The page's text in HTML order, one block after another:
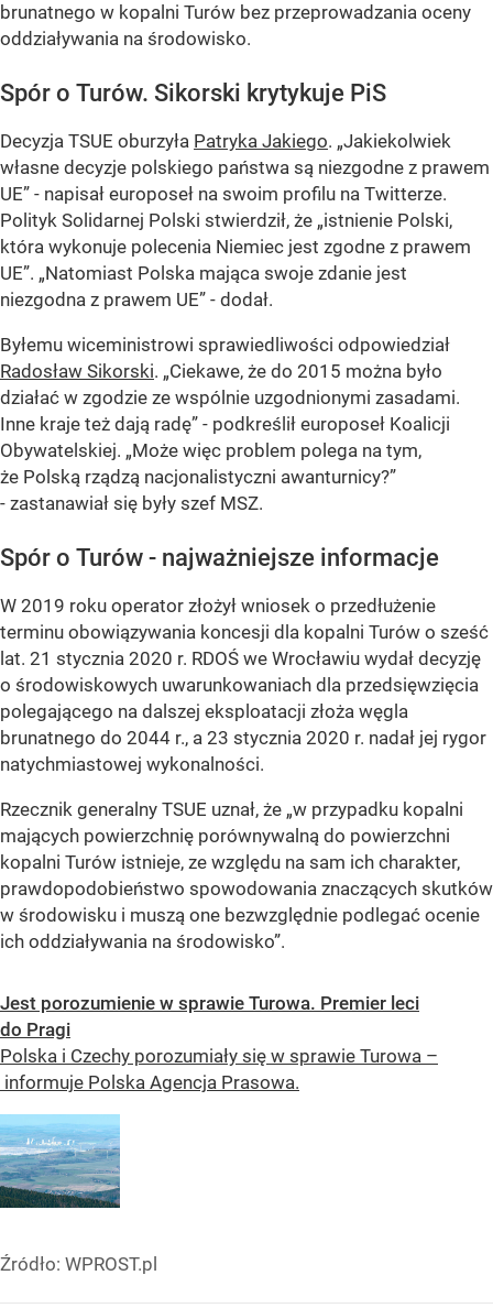
brunatnego w kopalni Turów bez przeprowadzania oceny
oddziaływania na środowisko.
Spór o Turów. Sikorski krytykuje PiS
Decyzja TSUE oburzyła Patryka Jakiego. „Jakiekolwiek
własne decyzje polskiego państwa są niezgodne z prawem
UE” - napisał europoseł na swoim profilu na Twitterze.
Polityk Solidarnej Polski stwierdził, że „istnienie Polski,
która wykonuje polecenia Niemiec jest zgodne z prawem
UE”. „Natomiast Polska mająca swoje zdanie jest
niezgodna z prawem UE” - dodał.
Byłemu wiceministrowi sprawiedliwości odpowiedział
Radosław Sikorski. „Ciekawe, że do 2015 można było
działać w zgodzie ze wspólnie uzgodnionymi zasadami.
Inne kraje też dają radę” - podkreślił europoseł Koalicji
Obywatelskiej. „Może więc problem polega na tym,
że Polską rządzą nacjonalistyczni awanturnicy?”
- zastanawiał się były szef MSZ.
Spór o Turów - najważniejsze informacje
W 2019 roku operator złożył wniosek o przedłużenie
terminu obowiązywania koncesji dla kopalni Turów o sześć
lat. 21 stycznia 2020 r. RDOŚ we Wrocławiu wydał decyzję
o środowiskowych uwarunkowaniach dla przedsięwzięcia
polegającego na dalszej eksploatacji złoża węgla
brunatnego do 2044 r., a 23 stycznia 2020 r. nadał jej rygor
natychmiastowej wykonalności.
Rzecznik generalny TSUE uznał, że „w przypadku kopalni
mających powierzchnię porównywalną do powierzchni
kopalni Turów istnieje, ze względu na sam ich charakter,
prawdopodobieństwo spowodowania znaczących skutków
w środowisku i muszą one bezwzględnie podlegać ocenie
ich oddziaływania na środowisko”.
Jest porozumienie w sprawie Turowa. Premier leci
do Pragi
Polska i Czechy porozumiały się w sprawie Turowa –
informuje Polska Agencja Prasowa.
Źródło: WPROST.pl